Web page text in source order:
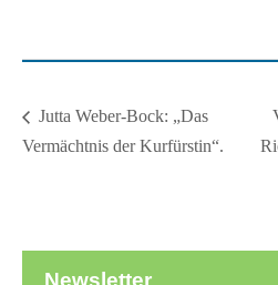
Jutta Weber-Bock: „Das
Vermächtnis der Kurfürstin“.